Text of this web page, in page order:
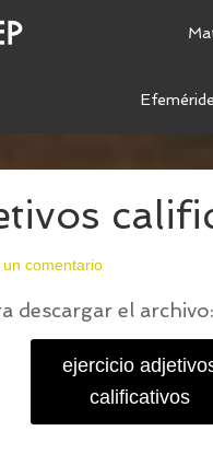
un comentario
descargar el archivo:
ejercicio
calificativos